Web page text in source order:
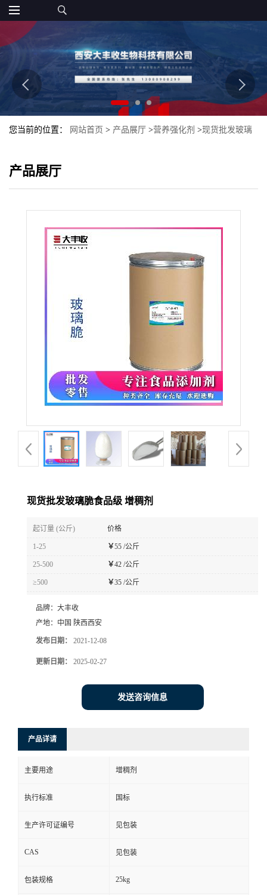
您当前的位置： 网站首页 > 产品展厅 >营养强化剂 >现货批发玻璃
产品展厅
现货批发玻璃脆食品级 增稠剂
起订量 (公斤) 价格
1-25 ￥55 /公斤
25-500 ￥42 /公斤
≥500 ￥35 /公斤
品牌： 大丰收
产地： 中国 陕西西安
发布日期： 2021-12-08
更新日期： 2025-02-27
发送咨询信息
产品详请
主要用途 增稠剂
执行标准 国标
生产许可证编号 见包装
CAS 见包装
包装规格 25kg